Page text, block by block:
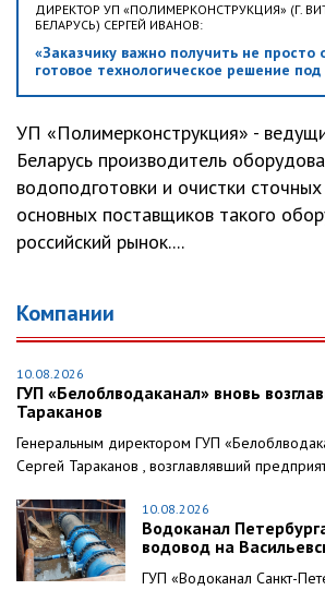
ДИРЕКТОР УП «ПОЛИМЕРКОНСТРУКЦИЯ» (Г.
БЕЛАРУСЬ) СЕРГЕЙ ИВАНОВ:
«Заказчику важно получить не просто
готовое технологическое решение под
УП «Полимерконструкция» -
Беларусь производитель
водоподготовки и очистки
основных поставщиков такого
российский рынок....
Компании
10.08.2026
ГУП «Белоблводаканал» вновь
Тараканов
Генеральным директором ГУП
Сергей Тараканов , возглавлявший
10.08.2026
Водоканал
водовод на
ГУП «Водоканал Санкт-